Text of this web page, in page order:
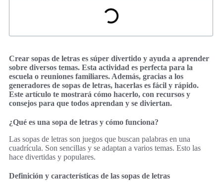
Crear sopas de letras es súper divertido y ayuda a aprender
sobre diversos temas. Esta actividad es perfecta para la
escuela o reuniones familiares. Además, gracias a los
generadores de sopas de letras, hacerlas es fácil y rápido.
Este artículo te mostrará cómo hacerlo, con recursos y
consejos para que todos aprendan y se diviertan.
¿Qué es una sopa de letras y cómo funciona?
Las sopas de letras son juegos que buscan palabras en una
cuadrícula. Son sencillas y se adaptan a varios temas. Esto las
hace divertidas y populares.
Definición y características de las sopas de letras